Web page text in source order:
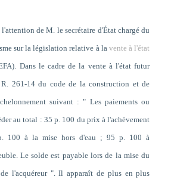
de M. le secrétaire d'État chargé du
sur la législation relative à la vente à l'état
Dans le cadre de la vente à l'état futur
R. 261-14 du code de la construction et de
suivant : " Les paiements ou
au total : 35 p. 100 du prix à l'achèvement
100 à la mise hors d'eau ; 95 p. 100 à
Le solde est payable lors de la mise du
l'acquéreur ". Il apparaît de plus en plus